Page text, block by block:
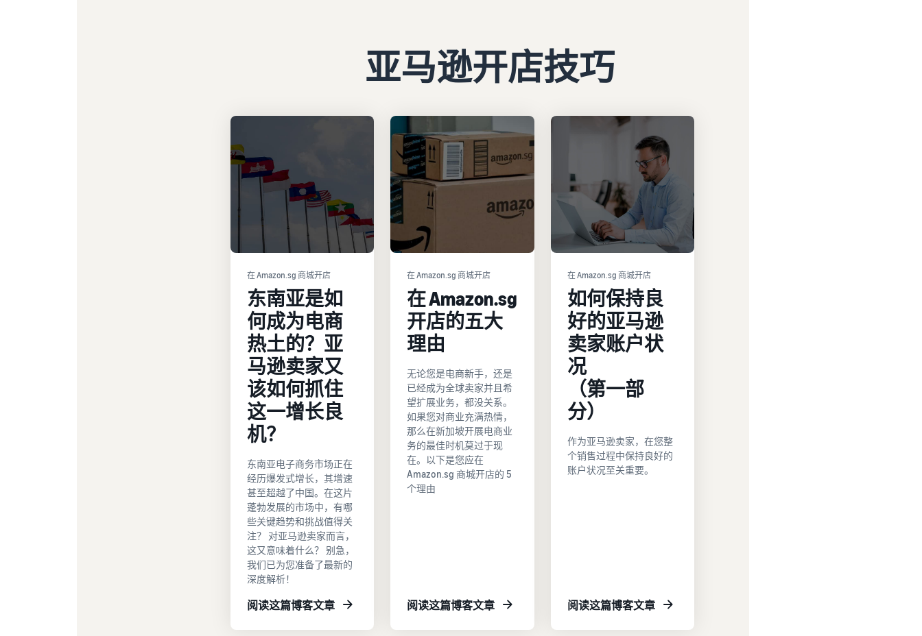
亚马逊开店技巧
在 Amazon.sg 商城开店
东南亚是如
何成为电商
热土的？亚
马逊卖家又
该如何抓住
这一增长良
机？
东南亚电子商务市场正在
经历爆发式增长，其增速
甚至超越了中国。在这片
蓬勃发展的市场中，有哪
些关键趋势和挑战值得关
注？ 对亚马逊卖家而言，
这又意味着什么？ 别急，
我们已为您准备了最新的
深度解析！
阅读这篇博客文章
在 Amazon.sg 商城开店
在 Amazon.sg
开店的五大
理由
无论您是电商新手，还是
已经成为全球卖家并且希
望扩展业务，都没关系。
如果您对商业充满热情，
那么在新加坡开展电商业
务的最佳时机莫过于现
在。以下是您应在
Amazon.sg 商城开店的 5
个理由
阅读这篇博客文章
在 Amazon.sg 商城开店
如何保持良
好的亚马逊
卖家账户状
况
（第一部
分）
作为亚马逊卖家，在您整
个销售过程中保持良好的
账户状况至关重要。
阅读这篇博客文章